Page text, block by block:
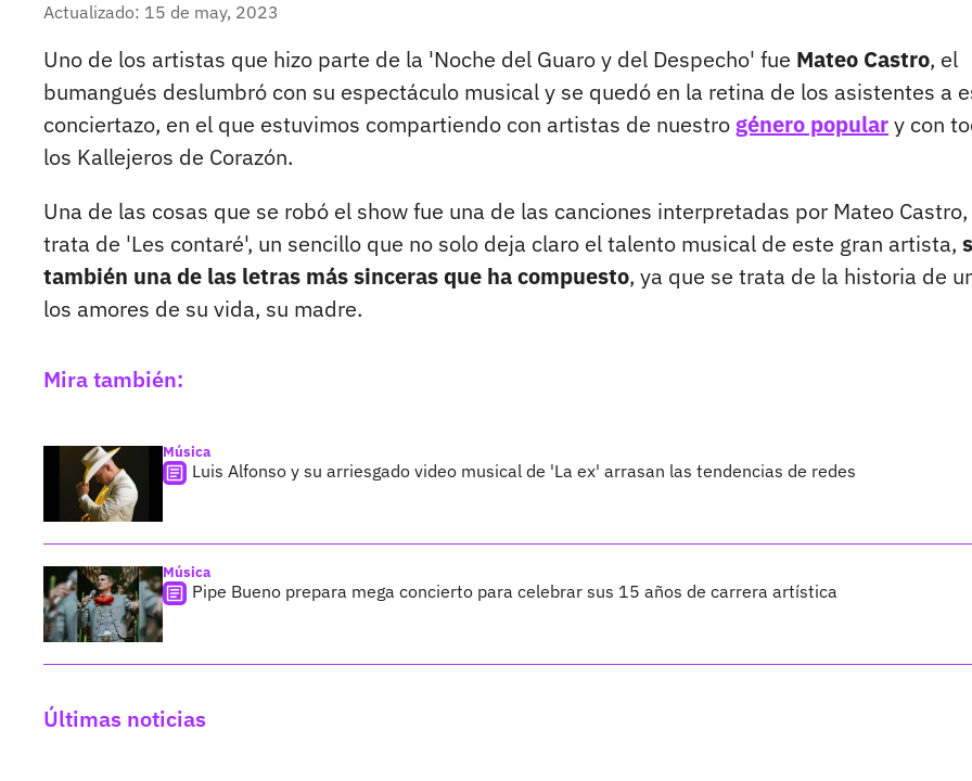
Actualizado: 15 de may, 2023
Uno de los artistas que hizo parte de la 'Noche del Guaro y del Despecho' fue Mateo Castro, el
bumangués deslumbró con su espectáculo musical y se quedó en la retina de los asistentes a
conciertazo, en el que estuvimos compartiendo con artistas de nuestro género populary con
los Kallejeros de Corazón.
Una de las cosas que se robó el show fue una de las canciones interpretadas por Mateo Castro,
trata de 'Les contaré', un sencillo que no solo deja claro el talento musical de este gran artista,
también una de las letras más sinceras que ha compuesto, ya que se trata de la historia de
los amores de su vida, su madre.
Mira también:
Música
Luis Alfonso y su arriesgado video musical de 'La ex' arrasan las tendencias de redes
Música
Pipe Bueno prepara mega concierto para celebrar sus 15 años de carrera artística
Últimas noticias